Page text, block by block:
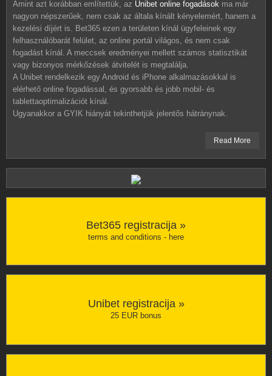
Amint azt korábban említettük, az Unibet online fogadások ma már
nagyon népszerűek, nem csak az általa kínált kényelemért, hanem a
kezelési díjért is. Bet365 ezen a területen kínál ügyfeleinek egy
felhasználóbarát felület, az online portál világos, és nem csak
fogadást kínál. A meccsek eredményei mellett számos statisztikát
vagy bizonyos mérkőzések átvitelét is megtalálja.
A Unibet rendelkezik egy Android és iPhone alkalmazásokkal is
elérhető online fogadással, és gyorsabb és jobb mobil- és
tablettaoptimalizációt kínál.
Ugyanakkor a GYIK hiányát tekinthetjük jelentős hátránynak.
Read More
Bet365 registracija »
terms and conditions - here
Unibet registracija »
25 EUR bonus